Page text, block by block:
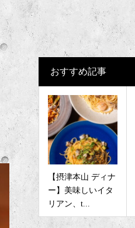
おすすめ記事
【摂津本山 ディナ
ー】美味しいイタ
リアン、t...